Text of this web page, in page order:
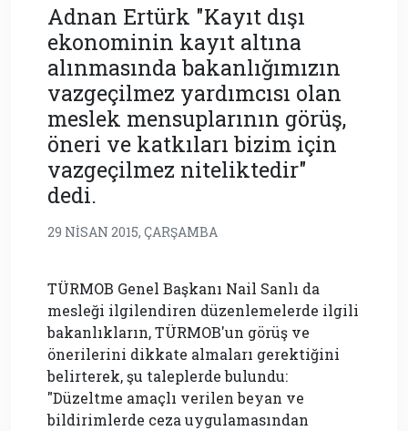
Adnan Ertürk "Kayıt dışı
ekonominin kayıt altına
alınmasında bakanlığımızın
vazgeçilmez yardımcısı olan
meslek mensuplarının görüş,
öneri ve katkıları bizim için
vazgeçilmez niteliktedir"
dedi.
29 NISAN 2015, ÇARŞAMBA
TÜRMOB Genel Başkanı Nail Sanlı da
mesleği ilgilendiren düzenlemelerde ilgili
bakanlıkların, TÜRMOB'un görüş ve
önerilerini dikkate almaları gerektiğini
belirterek, şu taleplerde bulundu:
"Düzeltme amaçlı verilen beyan ve
bildirimlerde ceza uygulamasından